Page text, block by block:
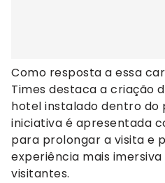
Como resposta a essa
Times destaca a criação
hotel instalado dentro do
iniciativa é apresentada
para prolongar a visita e
experiência mais
visitantes.